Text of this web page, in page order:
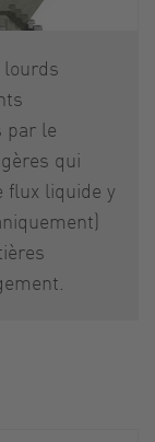
par le
qui
flux liquide y